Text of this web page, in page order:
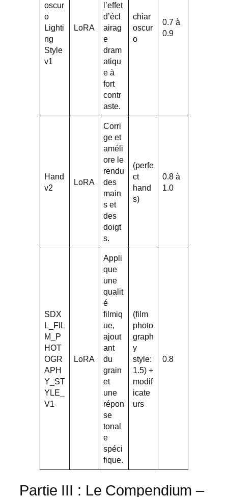
oscur
o
Lighti
ng
Style
v1
LoRA
l’effet
d’écl
airag
e
dram
atiqu
e à
fort
contr
aste.
chiar
oscur
o
0.7 à
0.9
Hand
v2
LoRA
Corri
ge et
améli
ore le
rendu
des
main
s et
des
doigt
s.
(perfe
ct
hand
s)
0.8 à
1.0
SDX
L_FIL
M_P
HOT
OGR
APH
Y_ST
YLE_
V1
LoRA
Appli
que
une
qualit
é
filmiq
ue,
ajout
ant
du
grain
et
une
répon
se
tonal
e
spéci
fique.
(film
photo
graph
y
style:
1.5) +
modif
icate
urs
0.8
Partie III : Le Compendium –